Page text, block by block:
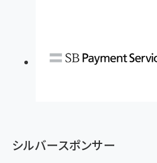
シルバースポンサー